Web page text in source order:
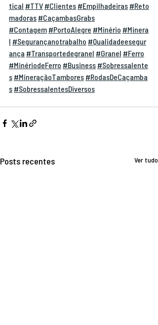
tical #TTV #Clientes #Empilhadeiras #Reto
madoras #CaçambasGrabs
#Contagem #PortoAlegre #Minério #Minera
l #Segurançanotrabalho #Qualidadeesegur
ança #Transportedegranel #Granel #Ferro
#MinériodeFerro #Business #Sobressalente
s #MineraçãoTambores #RodasDeCaçamba
s #SobressalentesDiversos
Posts recentes Ver tudo